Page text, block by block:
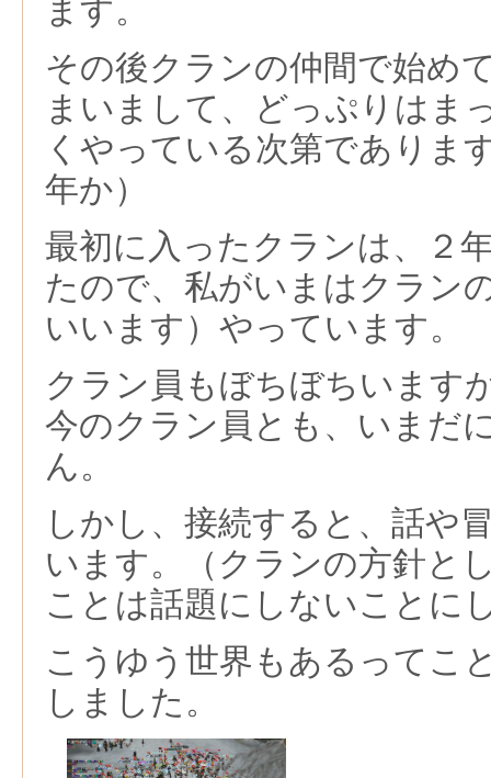
ます。
その後クランの仲間で始め
まいまして、どっぷりはま
くやっている次第でありま
年か）
最初に入ったクランは、２
たので、私がいまはクラン
いいます）やっています。
クラン員もぼちぼちいます
今のクラン員とも、いまだ
ん。
しかし、接続すると、話や
います。（クランの方針と
ことは話題にしないことに
こうゆう世界もあるってこ
しました。